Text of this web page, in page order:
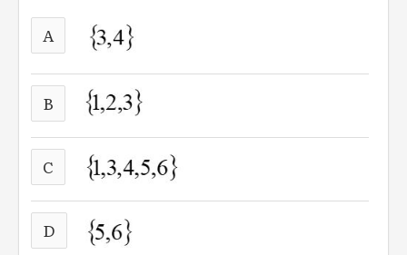
A
B
C
D